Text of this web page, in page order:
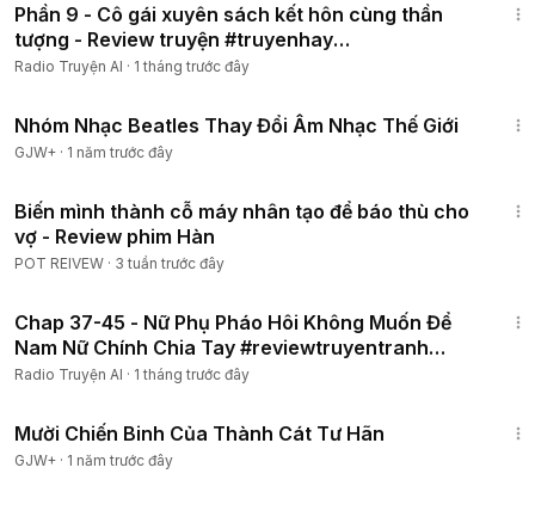
Phần 9 - Cô gái xuyên sách kết hôn cùng thần
tượng - Review truyện #truyenhay
#reviewtruyentranh
Radio Truyện AI · 1 tháng trước đây
Nhóm Nhạc Beatles Thay Đổi Âm Nhạc Thế Giới
GJW+ · 1 năm trước đây
Biến mình thành cỗ máy nhân tạo để báo thù cho
vợ - Review phim Hàn
POT REIVEW · 3 tuần trước đây
Chap 37-45 - Nữ Phụ Pháo Hôi Không Muốn Để
Nam Nữ Chính Chia Tay #reviewtruyentranh
#truyệnmới
Radio Truyện AI · 1 tháng trước đây
Mười Chiến Binh Của Thành Cát Tư Hãn
GJW+ · 1 năm trước đây